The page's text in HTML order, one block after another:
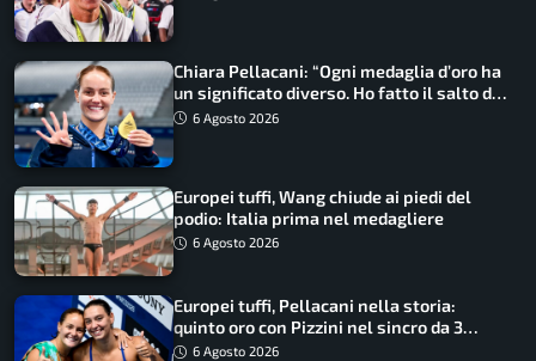
Chiara Pellacani: “Ogni medaglia d’oro ha
un significato diverso. Ho fatto il salto di
qualità”
6 Agosto 2026
Europei tuffi, Wang chiude ai piedi del
podio: Italia prima nel medagliere
6 Agosto 2026
Europei tuffi, Pellacani nella storia:
quinto oro con Pizzini nel sincro da 3
metri
6 Agosto 2026